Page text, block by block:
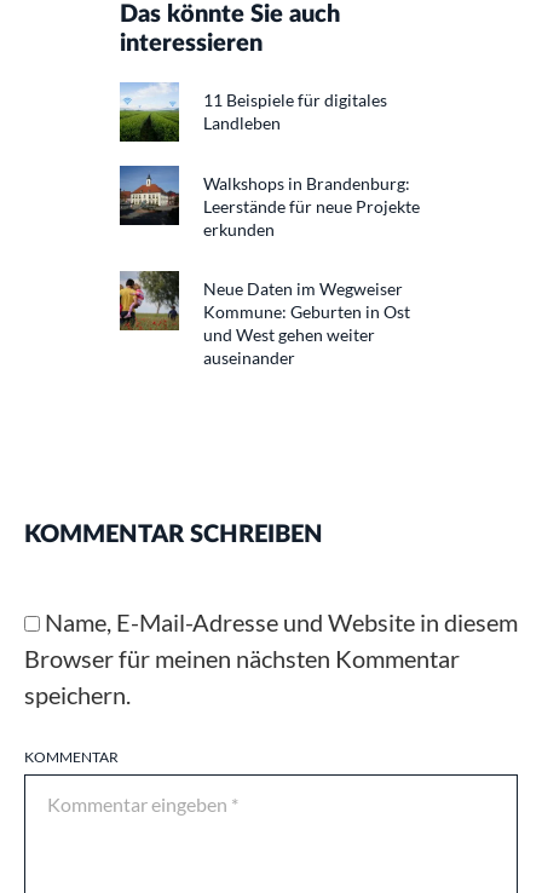
Das könnte Sie auch
interessieren
11 Beispiele für digitales
Landleben
Walkshops in Brandenburg:
Leerstände für neue Projekte
erkunden
Neue Daten im Wegweiser
Kommune: Geburten in Ost
und West gehen weiter
auseinander
KOMMENTAR SCHREIBEN
KOMMENTAR
Name, E-Mail-Adresse und Website in diesem
Browser für meinen nächsten Kommentar
speichern.